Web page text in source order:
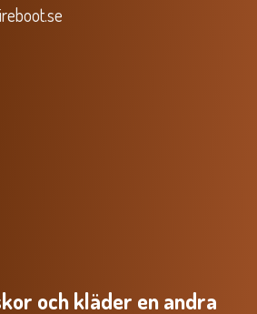
och kläder en andra